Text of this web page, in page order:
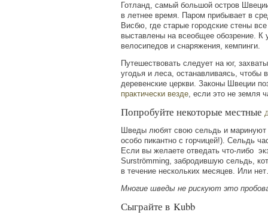
Готланд, самый большой остров
в летнее время. Паром прибывает в
Висбю, где старые городские стены
выставлены на всеобщее обозрение. К
велосипедов и снаряжения, кемпинги.
Путешествовать следует на юг,
угодья и леса, останавливаясь, чтобы
деревенские церкви. Законы Швеции
практически везде, если это не земля
Попробуйте некоторые местные
Шведы любят свою сельдь и маринуют
(особо пикантно с горчицей!). Сельдь
Если вы желаете отведать что-либо
Surströmming, забродившую сельдь,
в течение нескольких месяцев. Или
Многие шведы не рискуют это
Сыграйте в Kubb